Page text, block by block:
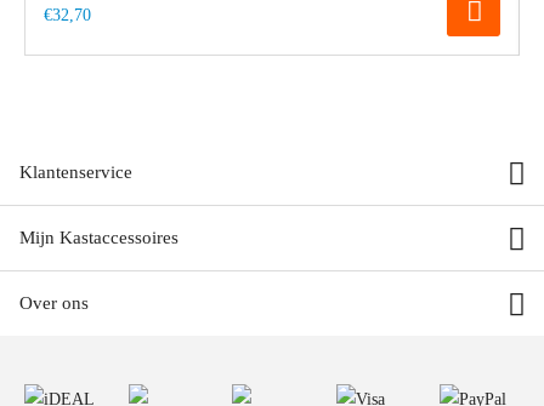
€32,70
Klantenservice
Mijn Kastaccessoires
Over ons